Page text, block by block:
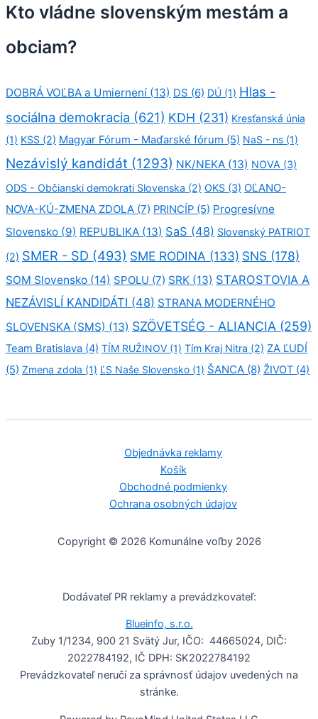
a
:
Kto vládne slovenským mestám a
obciam?
DOBRÁ VOĽBA a Umiernení (13) DS (6) DÚ (1) Hlas -
sociálna demokracia (621) KDH (231) Kresťanská únia
(1) KSS (2) Magyar Fórum - Maďarské fórum (5) NaS - ns (1)
Nezávislý kandidát (1293) NK/NEKA (13) NOVA (3)
ODS - Občianski demokrati Slovenska (2) OKS (3) OĽANO-
NOVA-KÚ-ZMENA ZDOLA (7) PRINCÍP (5) Progresívne
Slovensko (9) REPUBLIKA (13) SaS (48) Slovenský PATRIOT
(2) SMER - SD (493) SME RODINA (133) SNS (178)
SOM Slovensko (14) SPOLU (7) SRK (13) STAROSTOVIA A
NEZÁVISLÍ KANDIDÁTI (48) STRANA MODERNÉHO
SLOVENSKA (SMS) (13) SZÖVETSÉG - ALIANCIA (259)
Team Bratislava (4) TÍM RUŽINOV (1) Tím Kraj Nitra (2) ZA ĽUDÍ
(5) Zmena zdola (1) ĽS Naše Slovensko (1) ŠANCA (8) ŽIVOT (4)
Objednávka reklamy
Košík
Obchodné podmienky
Ochrana osobných údajov
Copyright © 2026 Komunálne voľby 2026
Dodávateľ PR reklamy a prevádzkovateľ:
Blueinfo, s.r.o.
Zuby 1/1234, 900 21 Svätý Jur, IČO: 44665024, DIČ:
2022784192, IČ DPH: SK2022784192
Prevádzkovateľ neručí za správnosť údajov uvedených na
stránke.